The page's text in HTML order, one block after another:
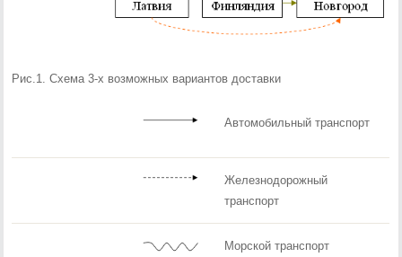
Рис.1. Схема 3-х возможных вариантов доставки
Автомобильный транспорт
Железнодорожный
транспорт
Морской транспорт